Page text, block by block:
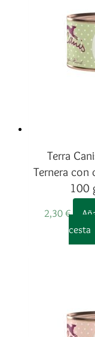
Terra
Ternera con
100
2,30 €
cesta